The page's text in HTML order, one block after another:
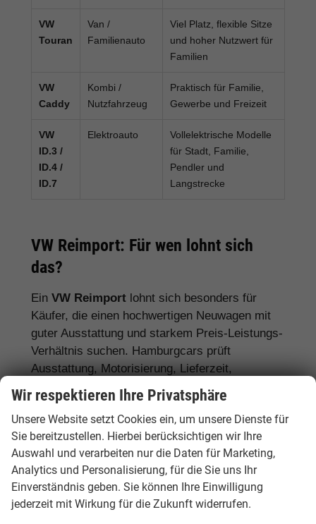
VW
Touran
Van /
Familienauto
Viel Platz, flexible Sitze
und hoher Nutzwert für
Familien
VW
Caddy
Kombi /
Nutzfahrzeug
Praktisch für Familie,
Gewerbe und Freizeit
VW
ID.3 /
ID.4 /
ID.7
Elektroauto
Vollelektrische Modelle
für Stadt, Familie,
Pendler und
Langstrecke
VW Reimport: Für wen lohnt sich
das?
Ein VW Reimport lohnt sich besonders für
Käufer, die einen hochwertigen Neuwagen mit
guter Ausstattung und starkem Preis-Leistungs-
Verhältnis suchen. Hamburgcars prüft
Ausstattung, Motorisierung, Lieferzeit,
Garantiebedingungen und Fahrzeugdetails
transparent vor dem Kauf.
Für Stadtfahrer:VW Polo, VW Golf, VW
ID.3
Für Familien: VW Tiguan, VW Passat
Variant, VW Touran, VW Caddy
Wir respektieren Ihre Privatsphäre
Unsere Website setzt Cookies ein, um unsere Dienste für
Sie bereitzustellen. Hierbei berücksichtigen wir Ihre
Auswahl und verarbeiten nur die Daten für Marketing,
Analytics und Personalisierung, für die Sie uns Ihr
Einverständnis geben. Sie können Ihre Einwilligung
jederzeit mit Wirkung für die Zukunft widerrufen.